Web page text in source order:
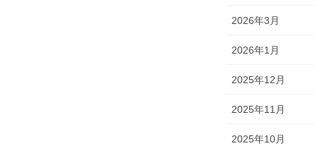
2026年3月
2026年1月
2025年12月
2025年11月
2025年10月